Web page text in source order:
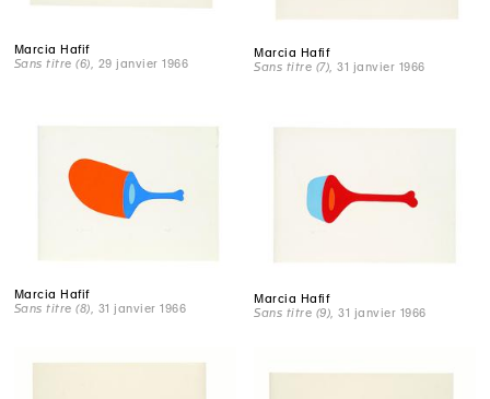
Marcia Hafif
Sans titre (6) , 29 janvier 1966
Marcia Hafif
Sans titre (7) , 31 janvier 1966
Marcia Hafif
Sans titre (8) , 31 janvier 1966
Marcia Hafif
Sans titre (9) , 31 janvier 1966